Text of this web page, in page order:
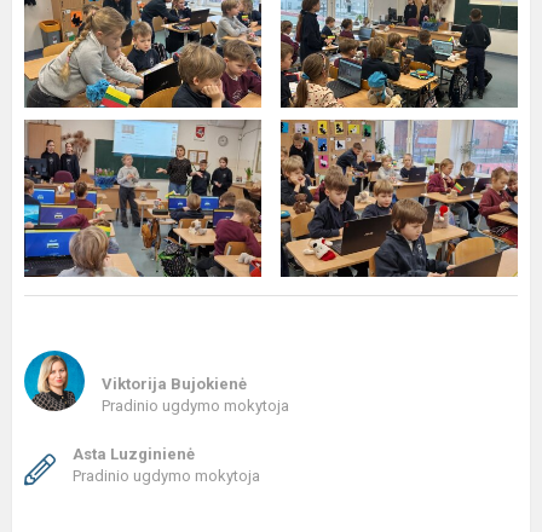
Viktorija Bujokienė
Pradinio ugdymo mokytoja
Asta Luzginienė
Pradinio ugdymo mokytoja